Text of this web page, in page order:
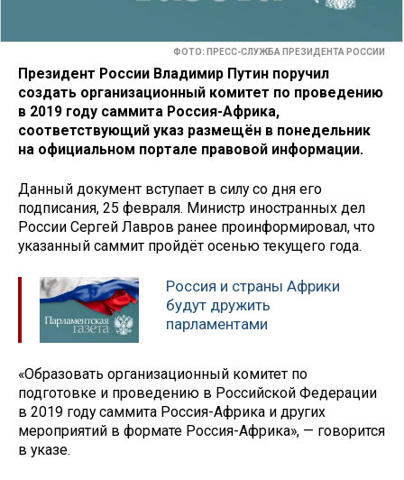
ФОТО: ПРЕСС-СЛУЖБА ПРЕЗИДЕНТА РОССИИ
Президент России Владимир Путин поручил
создать организационный комитет по проведению
в 2019 году саммита Россия-Африка,
соответствующий указ размещён в понедельник
на официальном портале правовой информации.
Данный документ вступает в силу со дня его
подписания, 25 февраля. Министр иностранных дел
России Сергей Лавров ранее проинформировал, что
указанный саммит пройдёт осенью текущего года.
Россия и страны Африки
будут дружить
парламентами
«Образовать организационный комитет по
подготовке и проведению в Российской Федерации
в 2019 году саммита Россия-Африка и других
мероприятий в формате Россия-Африка», — говорится
в указе.